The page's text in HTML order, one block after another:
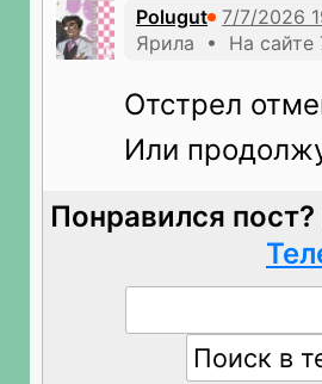
Polugut
Ярила • На сайте
Отстрел
Или
Понравился